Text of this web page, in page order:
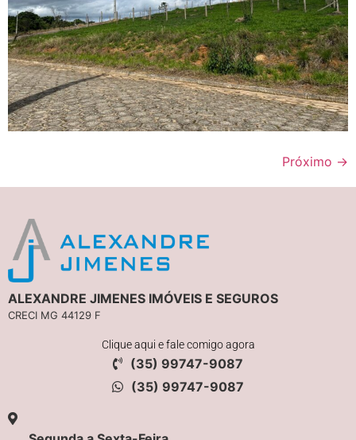
Próximo →
ALEXANDRE JIMENES IMÓVEIS E SEGUROS
CRECI MG 44129 F
Clique aqui e fale comigo agora
(35) 99747-9087
(35) 99747-9087